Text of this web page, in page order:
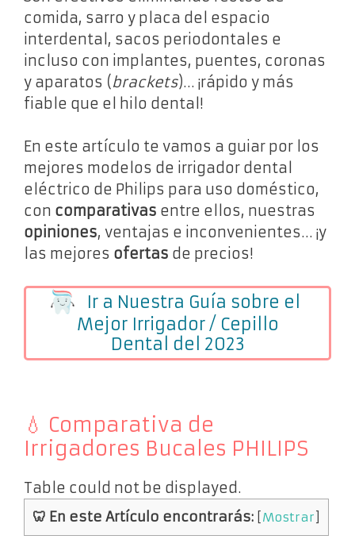
comida, sarro y placa del espacio
interdental, sacos periodontales e
incluso con implantes, puentes, coronas
y aparatos (brackets)… ¡rápido y más
fiable que el hilo dental!
En este artículo te vamos a guiar por los
mejores modelos de irrigador dental
eléctrico de Philips para uso doméstico,
con comparativas entre ellos, nuestras
opiniones, ventajas e inconvenientes… ¡y
las mejores ofertas de precios!
Ir a Nuestra Guía sobre el
Mejor Irrigador / Cepillo
Dental del 2023
💧 Comparativa de
Irrigadores Bucales PHILIPS
Table could not be displayed.
🦷 En este Artículo encontrarás: Mostrar